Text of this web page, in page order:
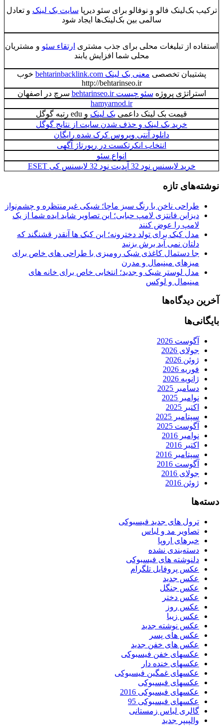
ترکیب بک‌لینک فالو و نوفالو برای سئو دیرپا سایت بک لینک و تعادل
سالمی بین بک‌لینک‌ها ایجاد شود
استفاده از تبلیغات محلی برای جذب مشتری ارتقاء سئو و مشتریان
محلی شما افزایش یابند
پشتیبان تخصصی معنی بک لینک behtarinbacklink.com
خوب
http://behtarinseo.ir
استراتژی پروژه سئو چیست behtarinseo.ir
سرچ در اصفهان
hamyarnod.ir
قیمت بک لینک داعمی بک لینک و edu رتبه گوگل
خرید بک لینک و حذف شدن سایت از نتایج گوگل
دانلود آنتی ویروس کرک شده رایگان
انتخاب انکرتکست در رپورتاژ آگهی
انواع سئو
خرید لایسنس نود 32 آپدیت نود 32 لایسنس کی ESET
نوشته‌های تازه
طراحی ناخن با رنگ سبز ماچا؛ شیکی غیرمنتظره و چشم‌نواز
دیزاین فانتزی لامپ حبابی؛ این تصاویر شاید ایده شما از یک
لامپ را عوض کنند
مدل کیک برای تولد دخترونه؛ این کیک ها آنقدر قشنگند که
دلتان نمی آید برش بزنید
جا دستمال کاغذی شیک رومیزی با طراحی های خاص برای
میزهای مینیمال و مدرن
مدل لوستر شیک و جدید؛ انتخابی خاص برای خانه های
مینیمال و لوکس
آخرین دیدگاه‌ها
بایگانی‌ها
آگوست 2026
جولای 2026
ژوئن 2026
فوریه 2026
ژانویه 2026
دسامبر 2025
نوامبر 2025
اکتبر 2025
سپتامبر 2025
آگوست 2025
نوامبر 2016
اکتبر 2016
سپتامبر 2016
آگوست 2016
جولای 2016
ژوئن 2016
دسته‌ها
ترول های جدید فیسبوکی
تصاویر مد و لباس
خبرهای اروپا
دسته‌بندی نشده
دلنوشته های فیسبوکی
عکس پروفایل تلگرام
عکس جدید
عکس جنگل
عکس دختر
عکس روز
عکس زیبا
عکس نوشته جدید
عکس های پسر
عکس های خفن جدید
عکسهای خفن فیسبوکی
عکسهای خنده دار
عکسهای غمگین فیسبوکی
عکسهای فیسبوکی
عکسهای فیسبوکی 2016
عکسهای فیسبوکی 95
گالری لباس زمستانی
والپیپر جدید